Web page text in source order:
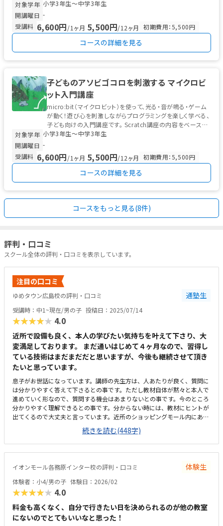
ズムゲーム」「バランス...
対象学年 小学3年生〜中学3年生
開講曜日 -
受講料 6,600円/1ヶ月 5,500円/12ヶ月 初期費用：5,500円
コースの詳細を見る
子どものアソビゴコロを刺激する マイクロビ
ット入門講座
micro:bit（マイクロビット）を使って、光る・音が鳴る・ゲーム
が動く！遊び心を刺激しながらプログラミングを楽しく学べる、
子ども向けの入門講座です。 Scratch講座の内容をベース
に...
対象学年 小学3年生〜中学3年生
開講曜日 -
受講料 6,600円/1ヶ月 5,500円/12ヶ月 初期費用：5,500円
コースの詳細を見る
コースをもっと見る(8件)
評判・口コミ
スクール全体の評判・口コミを表示しています。
注目の口コミ
ゆめタウン広島校の評判・口コミ 通塾生
受講時：中1~現在/男の子 投稿日：2025/07/14
★★★★★ 4.0
近所で設備も良く、本人の学びたい気持ちを叶えて下さり、大
変満足しております。 まだ通いはじめて４ヶ月なので、習得し
ている技術はまだまだだと思いますが、今後も継続させて頂き
たいと思っています。
息子がお世話になっています。講師の先生方は、人あたりが良く、質問に
は分かりやすく答えて下さるとの事です。ただし教材自体が黙々と本人で
進めていく形なので、質問する機会はあまりないとの事です。今のところ
分かりやすく理解できるとの事です。分からない時には、教材にヒントが
出てくるので大丈夫と言っています。近所のショッピングモール内にある
ので、立地は最高です。子供ひとりでも通いやすい雰囲気です。設備とて
も良いです。椅子の座り心地が良く、デスクトップのパソコンの画面が大
きい為、学びやすいです。数あるプログラミング教室の中ではリーズナブ
ルに感じます。ただ料金改定のお知らせがあり、値上がりするみたいで
が、一番のお気に入りです。椅子の座り心地が良く、デスクトップのパソ
コンの画面が大きい為、学びやすいです。隣の店舗にドックカフェが新設
され、時々うるさいと思うみたいです。許容範囲との事です。一度ドック
カフェにも行ってみたいとおねだりされます。
続きを読む(448字)
イオンモール各務原インター校の評判・口コミ 体験生
体験者：小4/男の子 体験日：2026/02
★★★★★ 4.0
料金も高くなく、自分で行きたい日を決められるのが他の教室
にないのでとてもいいなと思った！